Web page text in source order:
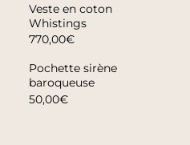
Veste en coton
Whistings
770,00€
Pochette sirène
baroqueuse
50,00€